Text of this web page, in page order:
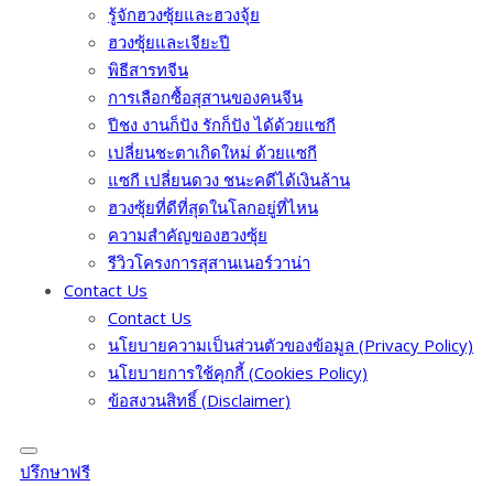
รู้จักฮวงซุ้ยและฮวงจุ้ย
ฮวงซุ้ยและเจียะปี
พิธีสารทจีน
การเลือกซื้อสุสานของคนจีน
ปีชง งานก็ปัง รักก็ปัง ได้ด้วยแซกี
เปลี่ยนชะตาเกิดใหม่ ด้วยแซกี
แซกี เปลี่ยนดวง ชนะคดีได้เงินล้าน
ฮวงซุ้ยที่ดีที่สุดในโลกอยู่ที่ไหน
ความสำคัญของฮวงซุ้ย
รีวิวโครงการสุสานเนอร์วาน่า
Contact Us
Contact Us
นโยบายความเป็นส่วนตัวของข้อมูล (Privacy Policy)
นโยบายการใช้คุกกี้ (Cookies Policy)
ข้อสงวนสิทธิ์ (Disclaimer)
ปรึกษาฟรี